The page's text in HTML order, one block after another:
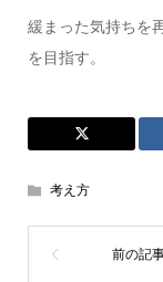
緩まった気持ちを
を目指す。
考え方